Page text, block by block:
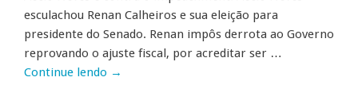
esculachou Renan Calheiros e sua eleição para
presidente do Senado. Renan impôs derrota ao Governo
reprovando o ajuste fiscal, por acreditar ser …
Continue lendo →